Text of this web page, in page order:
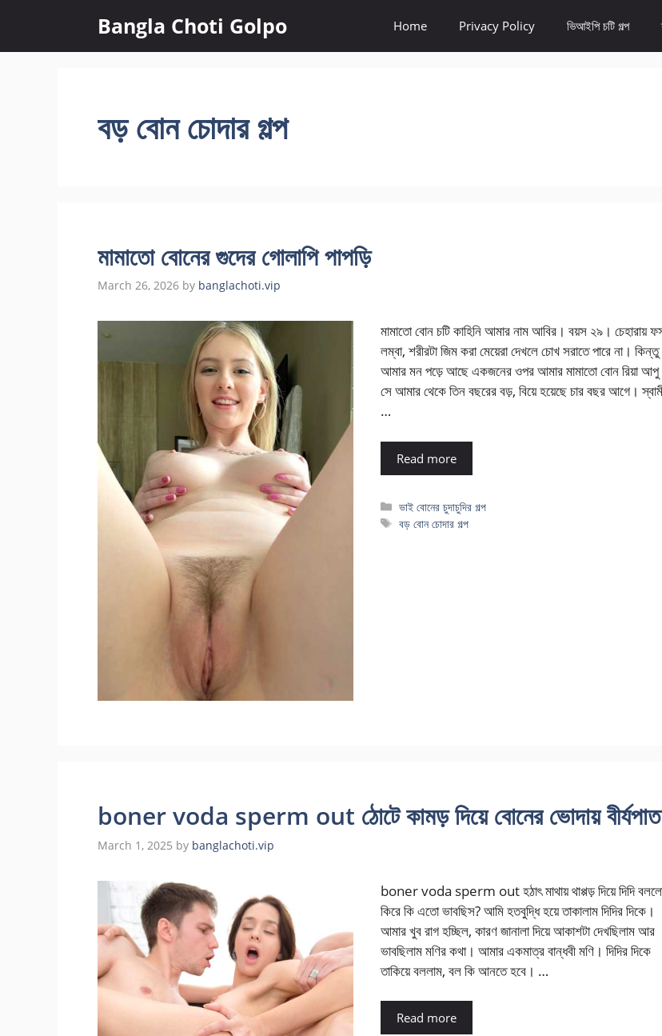
content
Bangla Choti Golpo Home Privacy Policy ভিআইপি চটি গল্প
বড় বোন চোদার গল্প
মামাতো বোনের গুদের গোলাপি পাপড়ি
March 26, 2026 by banglachoti.vip
মামাতো বোন চটি কাহিনি আমার নাম আবির। বয়স ২৯। চেহারায়
লম্বা, শরীরটা জিম করা মেয়েরা দেখলে চোখ সরাতে পারে না। কিন্তু
আমার মন পড়ে আছে একজনের ওপর আমার মামাতো বোন রিয়া
সে আমার থেকে তিন বছরের বড়, বিয়ে হয়েছে চার বছর আগে।
…
Read more
Categories
ভাই বোনের চুদাচুদির গল্প
Tags
বড় বোন চোদার গল্প
boner voda sperm out ঠোটে কামড় দিয়ে বোনের ভোদায় বীর্যপাত
March 1, 2025 by banglachoti.vip
boner voda sperm out হঠাৎ মাথায় থাপ্পড় দিয়ে দিদি
কিরে কি এতো ভাবছিস? আমি হতবুদ্ধি হয়ে তাকালাম দিদির দিকে।
আমার খুব রাগ হচ্ছিল, কারণ জানালা দিয়ে আকাশটা দেখছিলাম আর
ভাবছিলাম মণির কথা। আমার একমাত্র বান্ধবী মণি। দিদির দিকে
তাকিয়ে বললাম, বল কি আনতে হবে। …
Read more